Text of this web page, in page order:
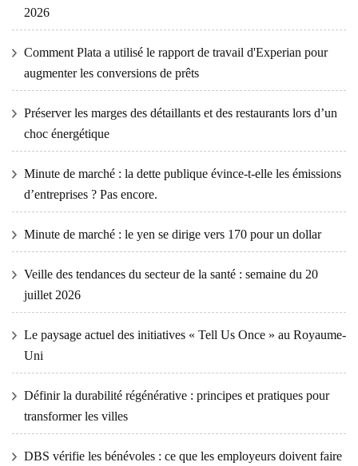
2026
Comment Plata a utilisé le rapport de travail d'Experian pour
augmenter les conversions de prêts
Préserver les marges des détaillants et des restaurants lors d’un
choc énergétique
Minute de marché : la dette publique évince-t-elle les émissions
d’entreprises ? Pas encore.
Minute de marché : le yen se dirige vers 170 pour un dollar
Veille des tendances du secteur de la santé : semaine du 20
juillet 2026
Le paysage actuel des initiatives « Tell Us Once » au Royaume-
Uni
Définir la durabilité régénérative : principes et pratiques pour
transformer les villes
DBS vérifie les bénévoles : ce que les employeurs doivent faire